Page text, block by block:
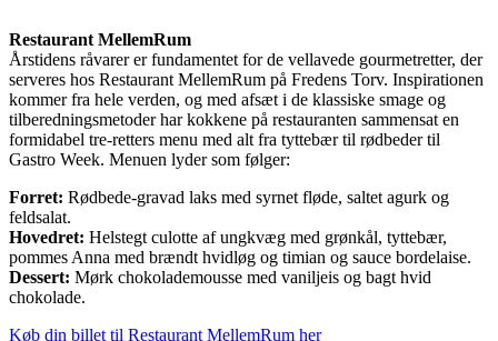
Restaurant MellemRum
Årstidens råvarer er fundamentet for de vellavede gourmetretter, der
serveres hos Restaurant MellemRum på Fredens Torv. Inspirationen
kommer fra hele verden, og med afsæt i de klassiske smage og
tilberedningsmetoder har kokkene på restauranten sammensat en
formidabel tre-retters menu med alt fra tyttebær til rødbeder til
Gastro Week. Menuen lyder som følger:
Forret: Rødbede-gravad laks med syrnet fløde, saltet agurk og
feldsalat.
Hovedret: Helstegt culotte af ungkvæg med grønkål, tyttebær,
pommes Anna med brændt hvidløg og timian og sauce bordelaise.
Dessert: Mørk chokolademousse med vaniljeis og bagt hvid
chokolade.
Køb din billet til Restaurant MellemRum her